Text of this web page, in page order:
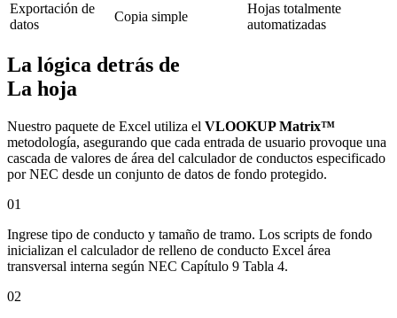
Exportación de
datos
Copia simple
Hojas totalmente
automatizadas
La lógica detrás de
La hoja
Nuestro paquete de Excel utiliza el VLOOKUP Matrix™
metodología, asegurando que cada entrada de usuario provoque una
cascada de valores de área del calculador de conductos especificado
por NEC desde un conjunto de datos de fondo protegido.
01
Ingrese tipo de conducto y tamaño de tramo. Los scripts de fondo
inicializan el calculador de relleno de conducto Excel área
transversal interna según NEC Capítulo 9 Tabla 4.
02